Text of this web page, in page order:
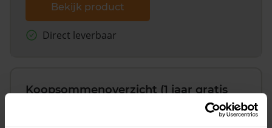
Bekijk product
Direct leverbaar
Koopsommenoverzicht (1 jaar gratis